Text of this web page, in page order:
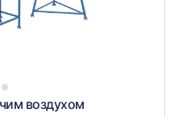
5
воздухом